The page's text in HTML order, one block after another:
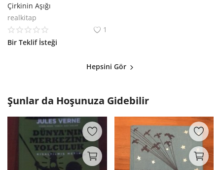
Çirkinin Aşığı
realkitap
1
Bir Teklif İsteği
Hepsini Gör
Şunlar da Hoşunuza Gidebilir